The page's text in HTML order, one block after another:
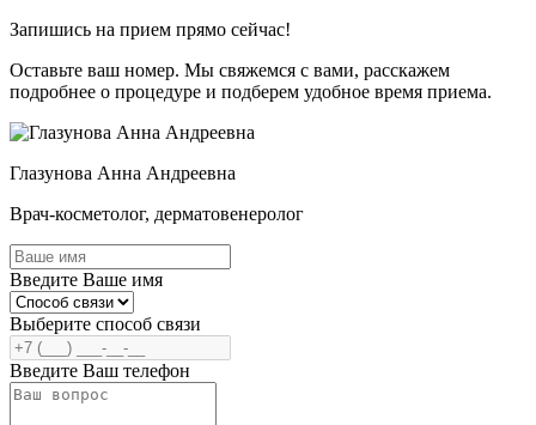
Запишись на прием прямо сейчас!
Оставьте ваш номер. Мы свяжемся с вами, расскажем
подробнее о процедуре и подберем удобное время приема.
Глазунова Анна Андреевна
Врач-косметолог, дерматовенеролог
Введите Ваше имя
Выберите способ связи
Введите Ваш телефон